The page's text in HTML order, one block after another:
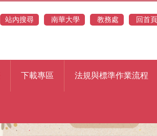
站內搜尋 南華大學 教務處 回首頁
下載專區 法規與標準作業流程